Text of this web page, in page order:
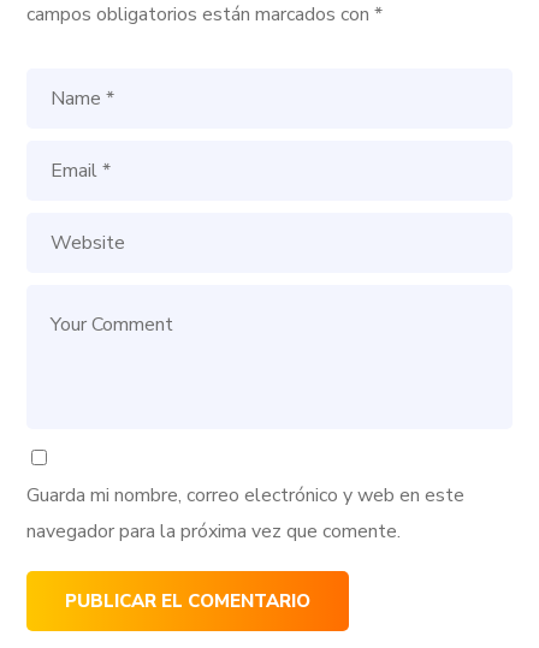
campos obligatorios están marcados con*
Guarda mi nombre, correo electrónico y web en este
navegador para la próxima vez que comente.